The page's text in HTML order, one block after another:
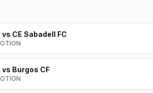
vs CE Sabadell FC
vs Burgos CF